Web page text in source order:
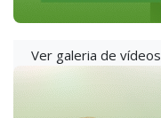
Ver galeria de vídeos